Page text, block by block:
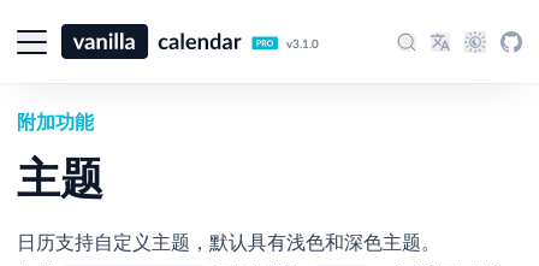
v3.1.0
附加功能
主题
日历支持自定义主题，默认具有浅色和深色主题。